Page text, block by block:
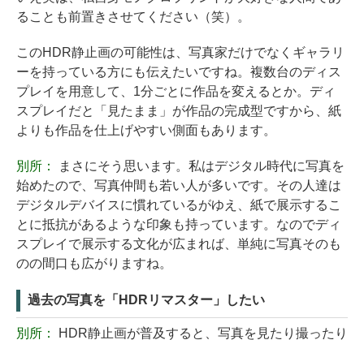
ることも前置きさせてください（笑）。
このHDR静止画の可能性は、写真家だけでなくギャラリ
ーを持っている方にも伝えたいですね。複数台のディス
プレイを用意して、1分ごとに作品を変えるとか。ディ
スプレイだと「見たまま」が作品の完成型ですから、紙
よりも作品を仕上げやすい側面もあります。
別所：
まさにそう思います。私はデジタル時代に写真を
始めたので、写真仲間も若い人が多いです。その人達は
デジタルデバイスに慣れているがゆえ、紙で展示するこ
とに抵抗があるような印象も持っています。なのでディ
スプレイで展示する文化が広まれば、単純に写真そのも
のの間口も広がりますね。
過去の写真を「HDRリマスター」したい
別所：
HDR静止画が普及すると、写真を見たり撮ったり